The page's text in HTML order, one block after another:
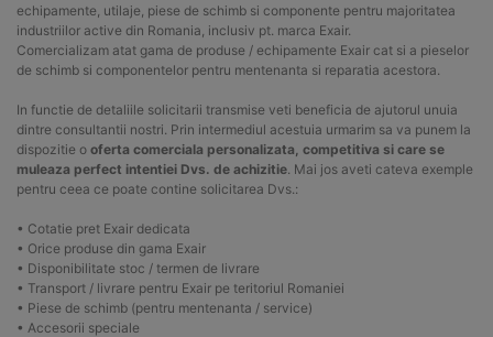
echipamente, utilaje, piese de schimb si componente pentru majoritatea
industriilor active din Romania, inclusiv pt. marca Exair.
Comercializam atat gama de produse / echipamente Exair cat si a pieselor
de schimb si componentelor pentru mentenanta si reparatia acestora.
In functie de detaliile solicitarii transmise veti beneficia de ajutorul unuia
dintre consultantii nostri. Prin intermediul acestuia urmarim sa va punem la
dispozitie o oferta comerciala personalizata, competitiva si care se
muleaza perfect intentiei Dvs. de achizitie . Mai jos aveti cateva exemple
pentru ceea ce poate contine solicitarea Dvs.:
• Cotatie pret Exair dedicata
• Orice produse din gama Exair
• Disponibilitate stoc / termen de livrare
• Transport / livrare pentru Exair pe teritoriul Romaniei
• Piese de schimb (pentru mentenanta / service)
• Accesorii speciale